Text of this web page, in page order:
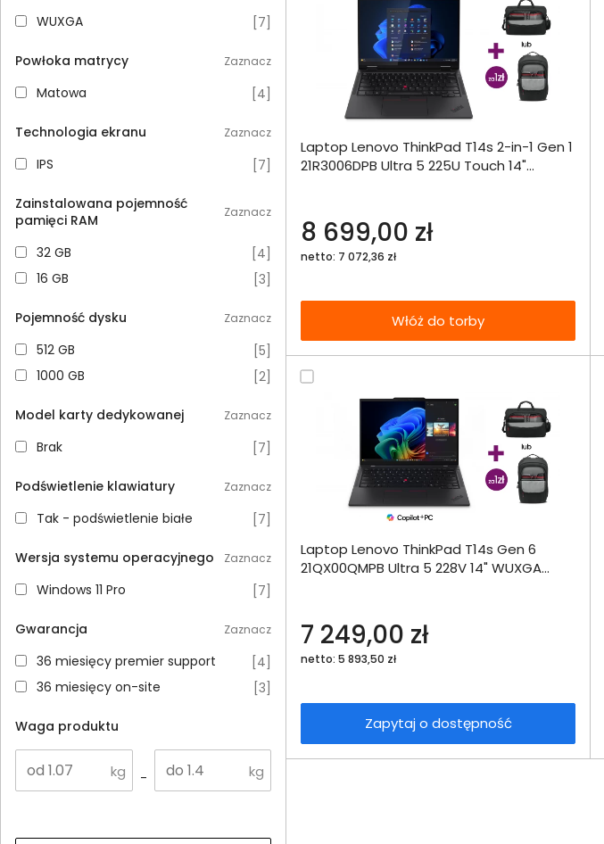
WUXGA
WUXGA 7
Powłoka matrycy Zaznacz
Matowa
Matowa 4
Technologia ekranu Zaznacz
IPS IPS 7
Zainstalowana pojemność
pamięci RAM
Zaznacz
32 GB32 GB 4
16 GB16 GB 3
Pojemność dysku Zaznacz
512 GB512 GB 5
1000 GB
1000 GB 2
Model karty dedykowanej Zaznacz
BrakBrak 7
Podświetlenie klawiatury Zaznacz
Tak - podświetlenie białe
Tak - podświetlenie białe 7
Wersja systemu operacyjnego Zaznacz
Windows 11 Pro
Windows 11 Pro 7
Gwarancja Zaznacz
36 miesięcy premier support
36 miesięcy premier support 4
36 miesięcy on-site
36 miesięcy on-site 3
Waga produktu
-
Laptop Lenovo ThinkPad T14s 2-in-1 Gen 1
21R3006DPB Ultra 5 225U Touch 14"
8 699,00 zł
netto: 7 072,36 zł
Włóż do torby
Dodaj do porównania
Omówienie
Dodaj do porównania
Omówienie
Specyfikacja techniczna
Laptop Lenovo ThinkPad T14s Gen 6
21QX00QMPB Ultra 5 228V 14" WUXGA
7 249,00 zł
netto: 5 893,50 zł
Zapytaj o dostępność